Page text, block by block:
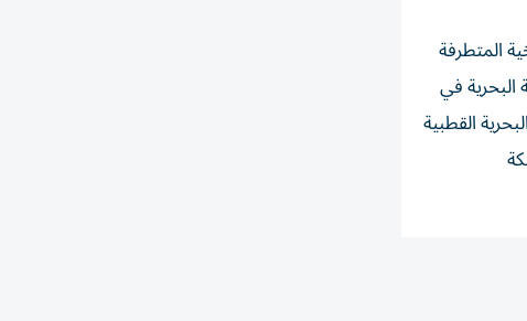
المتطرفة
البحرية في
القطبية